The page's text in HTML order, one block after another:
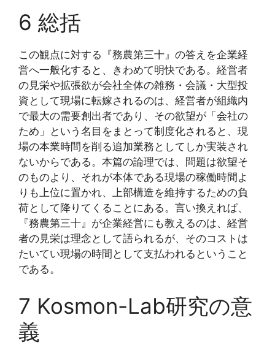
6 総括
この観点に対する『務農第三十』の答えを企業経
営へ一般化すると、きわめて明快である。経営者
の見栄や拡張欲が会社全体の雑務・会議・大型投
資として現場に転嫁されるのは、経営者が組織内
で最大の需要創出者であり、その欲望が「会社の
ため」という名目をまとって制度化されると、現
場の本業時間を削る追加業務としてしか実装され
ないからである。本篇の論理では、問題は欲望そ
のものより、それが本体である現場の稼働時間よ
りも上位に置かれ、上部構造を維持するための負
荷として降りてくることにある。言い換えれば、
『務農第三十』が企業経営にも教えるのは、経営
者の見栄は理念として語られるが、そのコストは
たいてい現場の時間として支払われるということ
である。
7 Kosmon-Lab研究の意
義